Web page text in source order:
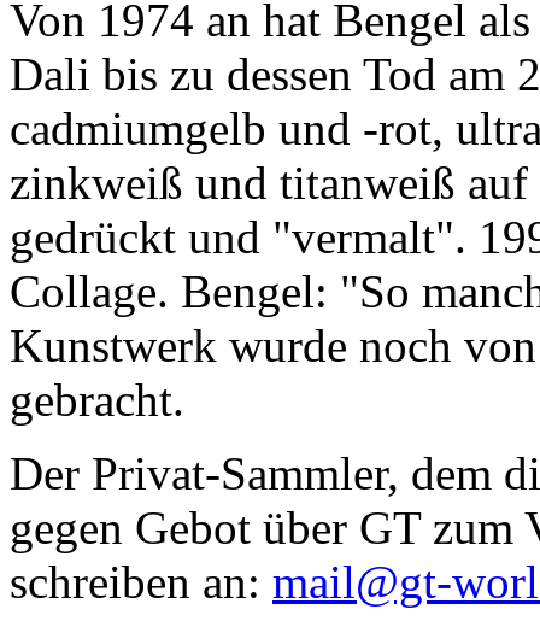
Von 1974 an hat Bengel
Dali bis zu dessen Tod am
cadmiumgelb und -rot,
zinkweiß und titanweiß
gedrückt und "vermalt".
Collage. Bengel: "So
Kunstwerk wurde noch
gebracht.
Der Privat-Sammler, dem
gegen Gebot über GT zum
schreiben an: mail@gt-